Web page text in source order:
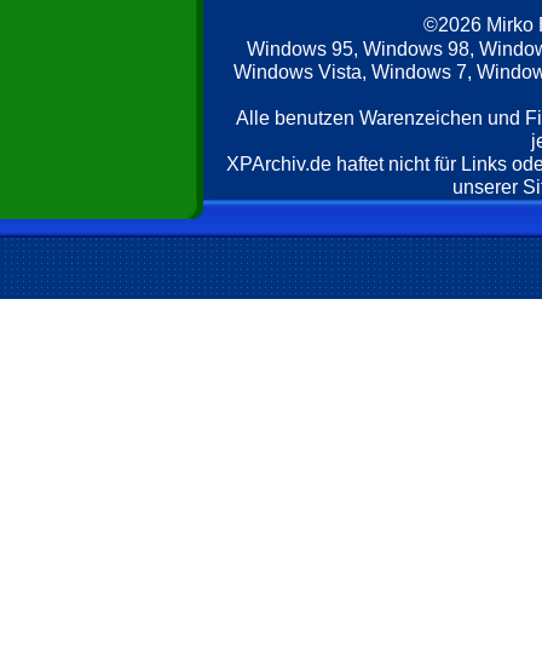
©2026 Mirko
Windows 95, Windows 98,
Windows Vista, Windows 7,
Alle benutzen Warenzeichen und
XPArchiv.de haftet nicht für Links
unserer